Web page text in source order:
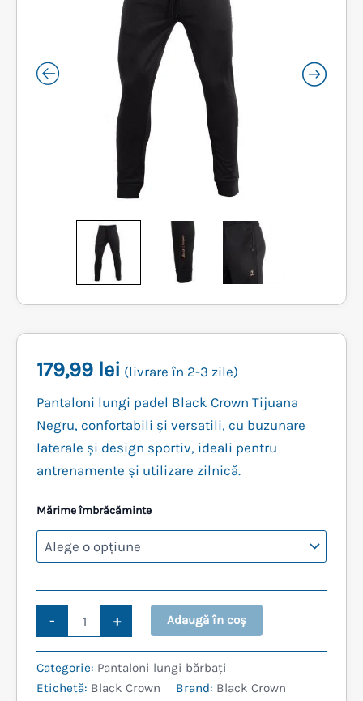
179,99 lei (livrare în 2-3 zile)
Pantaloni lungi padel Black Crown Tijuana
Negru, confortabili și versatili, cu buzunare
laterale și design sportiv, ideali pentru
antrenamente și utilizare zilnică.
Mărime îmbrăcăminte
-
PANTALONI
CROWN
TIJUANA
+ Adaugă în coș
Categorie: Pantaloni lungi bărbați
Etichetă: Black Crown Brand: Black Crown